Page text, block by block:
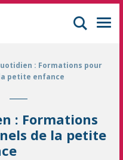
continue à Mulhouse
: Formations pour
petite enfance
: Formations
de la petite